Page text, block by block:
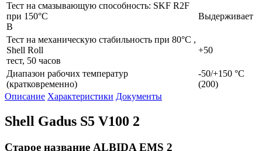
Тест на смазывающую способность: SKF R2F
при 150°C
B
Выдерживает
Тест на механическую стабильность при 80°C ,
Shell Roll
тест, 50 часов
+50
Диапазон рабочих температур
(кратковременно)
-50/+150 °C
(200)
Описание Характеристики Документы
Shell Gadus S5 V100 2
Старое название ALBIDA EMS 2